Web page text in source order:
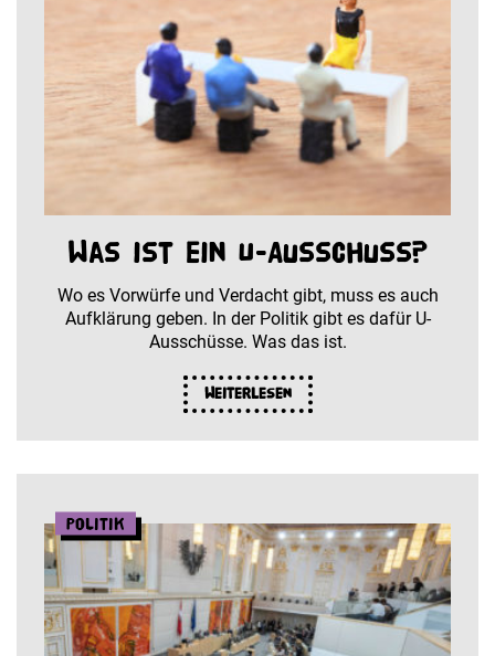
Was ist ein U-Ausschuss?
Wo es Vorwürfe und Verdacht gibt, muss es auch
Aufklärung geben. In der Politik gibt es dafür U-
Ausschüsse. Was das ist.
Weiterlesen
Politik